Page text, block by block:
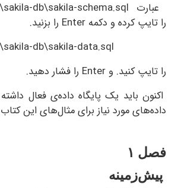
db\sakila-schema.sql
کرده و دکمه Enterرا بزنید.
db\sakila-data.sql
کنید. وEnter را فشار دهید.
باید یک پایگاه داده‌ی فعال داشته باشید
مورد نیاز برای مثال‌های این کتاب پر شده